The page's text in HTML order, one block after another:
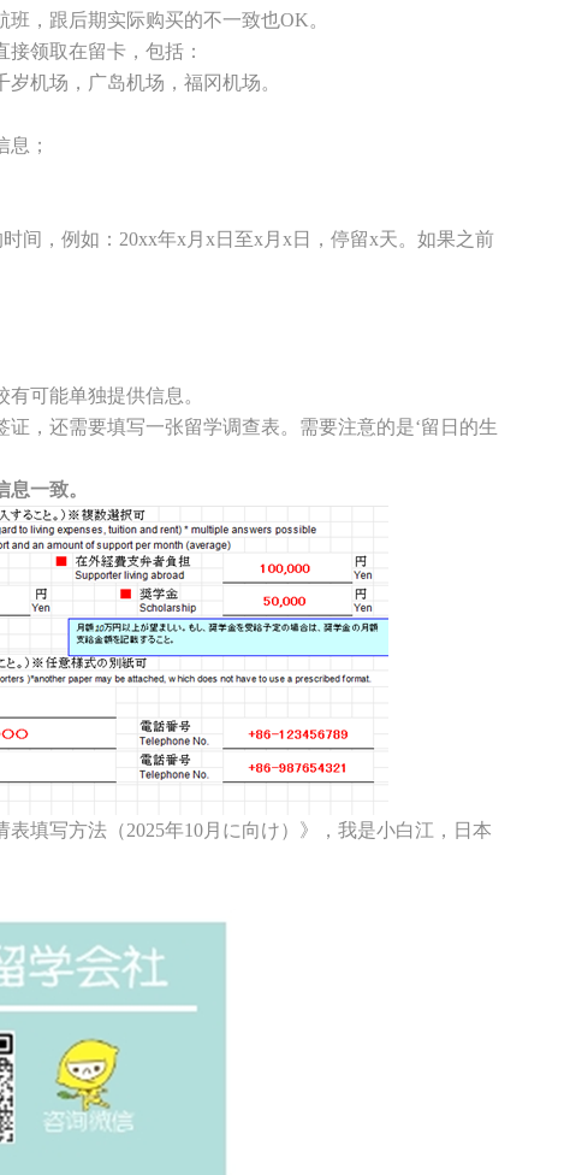
，跟后期实际购买的不一致也OK。
领取在留卡，包括：
机场，广岛机场，福冈机场。
；
，例如：20xx年x月x日至x月x日，停留x天。如果之前
可能单独提供信息。
还需要填写一张留学调查表。需要注意的是‘留日的生
一致。
写方法（2025年10月に向け）》，我是小白江，日本